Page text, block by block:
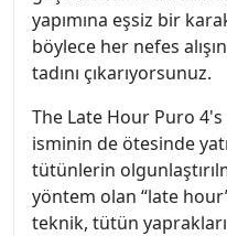
yapımına eşsiz bir
böylece her nefes
tadını çıkarıyorsunuz.
The Late Hour Puro
isminin de ötesinde
tütünlerin
yöntem olan “late
teknik, tütün